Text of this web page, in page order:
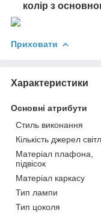
колір з
Приховати
Характеристики
Основні атрибути
Стиль виконання
Кількість джерел
Матеріал плафона,
підвісок
Матеріал каркасу
Тип лампи
Тип цоколя